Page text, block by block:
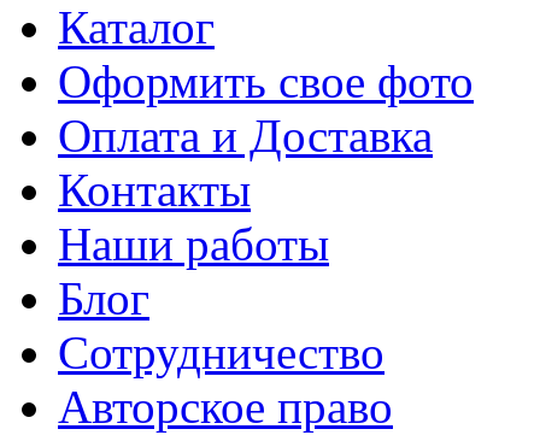
Каталог
Оформить свое фото
Оплата и Доставка
Контакты
Наши работы
Блог
Сотрудничество
Авторское право